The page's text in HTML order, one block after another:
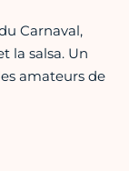
Carnaval,
la salsa. Un
amateurs de